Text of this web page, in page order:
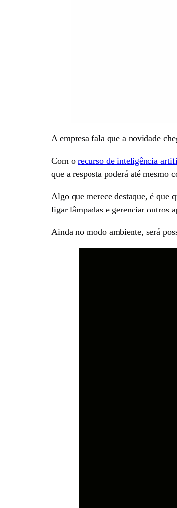
A empresa fala que a novidade
Com orecurso de inteligência
que a resposta poderá até mesmo
Algo que merece destaque, é que
ligar lâmpadas e gerenciar outros
Ainda no modo ambiente, será